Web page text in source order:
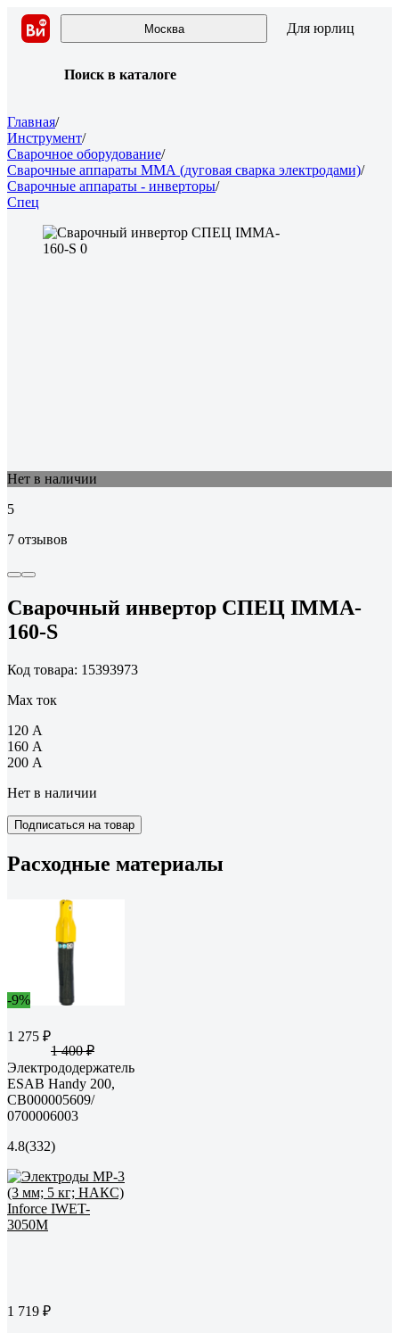
Москва Для юрлиц
Поиск в каталоге
Главная/
Инструмент/
Сварочное оборудование/
Сварочные аппараты ММА (дуговая сварка электродами)/
Сварочные аппараты - инверторы/
Спец
Нет в наличии
5
7 отзывов
Сварочный инвертор СПЕЦ IMMA-
160-S
Код товара: 15393973
Max ток
120 А
160 А
200 А
Нет в наличии
Подписаться на товар
Расходные материалы
-9%
1 275 ₽
1 400 ₽
Электрододержатель
ESAB Handy 200,
СВ000005609/
0700006003
4.8(332)
1 719 ₽